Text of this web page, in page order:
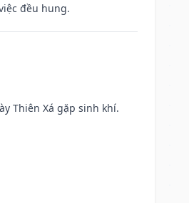
đều hung.
Thiên Xá gặp sinh khí.